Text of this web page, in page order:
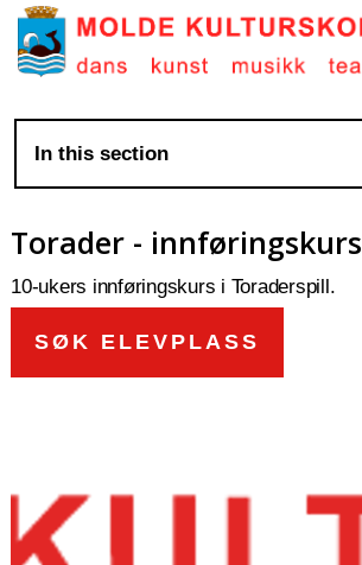
In this section
Torader - innføringskurs
10-ukers innføringskurs i Toraderspill.
SØK ELEVPLASS